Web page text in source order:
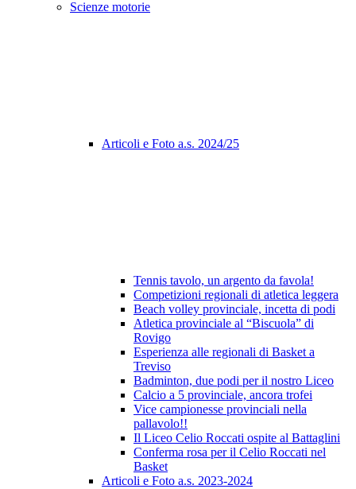
Scienze motorie
Articoli e Foto a.s. 2024/25
Tennis tavolo, un argento da favola!
Competizioni regionali di atletica leggera
Beach volley provinciale, incetta di podi
Atletica provinciale al “Biscuola” di
Rovigo
Esperienza alle regionali di Basket a
Treviso
Badminton, due podi per il nostro Liceo
Calcio a 5 provinciale, ancora trofei
Vice campionesse provinciali nella
pallavolo!!
Il Liceo Celio Roccati ospite al Battaglini
Conferma rosa per il Celio Roccati nel
Basket
Articoli e Foto a.s. 2023-2024